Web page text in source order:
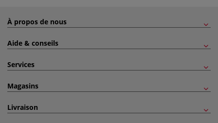
À propos de nous
Aide & conseils
Services
Magasins
Livraison